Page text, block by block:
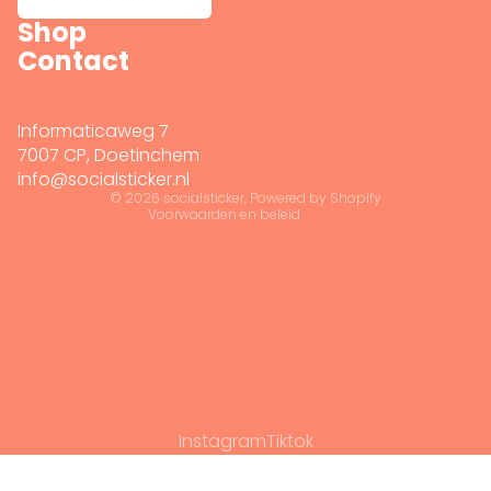
Shop
Contact
Informaticaweg 7
7007 CP, Doetinchem
info@socialsticker.nl
© 2026 socialsticker, Powered by Shopify
Voorwaarden en beleid
Terugbetalingsbeleid
Privacybeleid
Wettelijke kennisgeving
Contactgegevens
InstagramTiktok